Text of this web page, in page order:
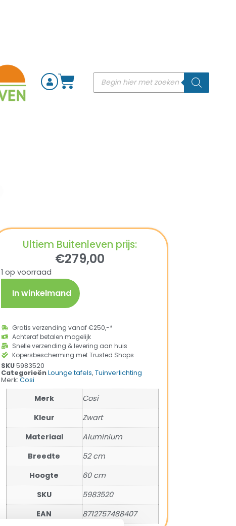
Ultiem Buitenleven prijs:
€279,00
1 op voorraad
In winkelmand
Gratis verzending vanaf €250,-*
Achteraf betalen mogelijk
Snelle verzending & levering aan huis
Kopersbescherming met Trusted Shops
SKU5983520
CategorieënLounge tafels, Tuinverlichting
Merk: Cosi
Merk
Cosi
Kleur
Zwart
Materiaal
Aluminium
Breedte
52 cm
Hoogte
60 cm
SKU
5983520
EAN
8712757488407